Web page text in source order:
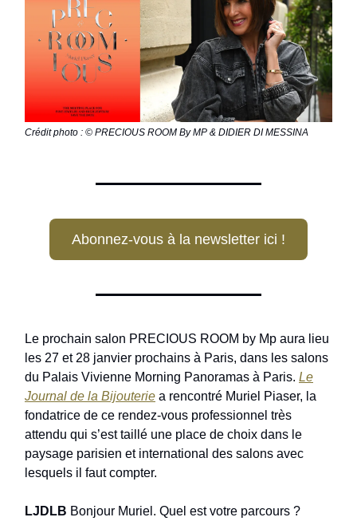
Crédit photo : © PRECIOUS ROOM By MP & DIDIER DI MESSINA
Abonnez-vous à la newsletter ici !
Le prochain salon PRECIOUS ROOM by Mp aura lieu
les 27 et 28 janvier prochains à Paris, dans les salons
du Palais Vivienne Morning Panoramas à Paris. Le
Journal de la Bijouterie a rencontré Muriel Piaser, la
fondatrice de ce rendez-vous professionnel très
attendu qui s’est taillé une place de choix dans le
paysage parisien et international des salons avec
lesquels il faut compter.
LJDLB Bonjour Muriel. Quel est votre parcours ?